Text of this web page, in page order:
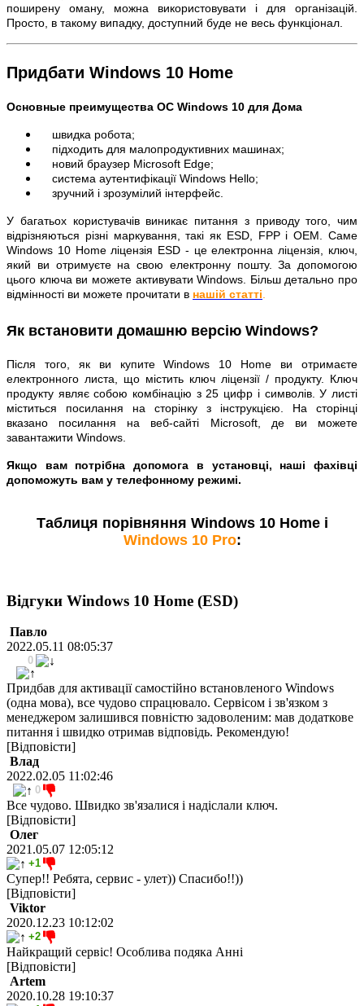
поширену оману, можна використовувати і для організацій.
Просто, в такому випадку, доступний буде не весь функціонал.
Придбати Windows 10 Home
Основные преимущества ОС Windows 10 для Дома
швидка робота;
підходить для малопродуктивних машинах;
новий браузер Microsoft Edge;
система аутентифікації Windows Hello;
зручний і зрозумілий інтерфейс.
У багатьох користувачів виникає питання з приводу того, чим
відрізняються різні маркування, такі як ESD, FPP і OEM. Саме
Windows 10 Home ліцензія ESD - це електронна ліцензія, ключ,
який ви отримуєте на свою електронну пошту. За допомогою
цього ключа ви можете активувати Windows. Більш детально про
відмінності ви можете прочитати в нашій статті
Як встановити домашню версію Windows?
Після того, як ви купите Windows 10 Home ви отримаєте
електронного листа, що містить ключ ліцензії / продукту. Ключ
продукту являє собою комбінацію з 25 цифр і символів. У листі
міститься посилання на сторінку з інструкцією. На сторінці
вказано посилання на веб-сайті Microsoft, де ви можете
завантажити Windows.
Якщо вам потрібна допомога в установці, наші фахівці
допоможуть вам у телефонному режимі.
Таблиця порівняння Windows 10 Home і
Windows 10 Pro:
Відгуки Windows 10 Home (ESD)
Павло
2022.05.11 08:05:37
0
Придбав для активації самостійно встановленого Windows
(одна мова), все чудово спрацювало. Сервісом і зв'язком з
менеджером залишився повністю задоволеним: мав додаткове
питання і швидко отримав відповідь. Рекомендую!
[Відповісти]
Влад
2022.02.05 11:02:46
0
Все чудово. Швидко зв'язалися і надіслали ключ.
[Відповісти]
Олег
2021.05.07 12:05:12
+1
Супер!! Ребята, сервис - улет)) Спасибо!!))
[Відповісти]
Viktor
2020.12.23 10:12:02
+2
Найкращий сервіс! Особлива подяка Анні
[Відповісти]
Artem
2020.10.28 19:10:37